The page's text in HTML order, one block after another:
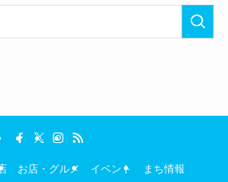
お店・グルメ イベント まち情報